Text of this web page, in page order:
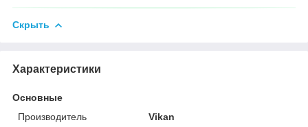
Скрыть
Характеристики
Основные
Производитель
Vikan